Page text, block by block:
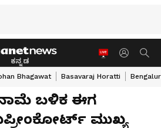
ಕನ್ನಡ
Bhagawat Basavaraj Horatti
ಬಳಿಕ ಈಗ
ಮುಖ್ಯ